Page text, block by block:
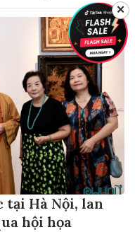
tại Hà Nội, lan
hội họa
✕